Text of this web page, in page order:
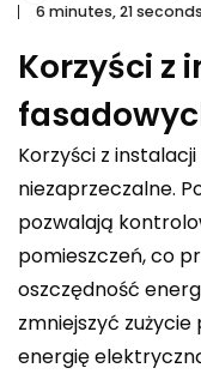
6 minutes, 21
Korzyści z
Korzyści z
niezaprzeczalne.
pozwalają
pomieszczeń, co
oszczędność
zmniejszyć
energię